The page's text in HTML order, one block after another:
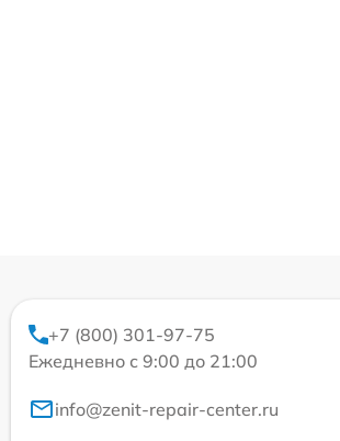
+7 (800) 301-97-75
Ежедневно с 9:00 до 21:00
info@zenit-repair-center.ru